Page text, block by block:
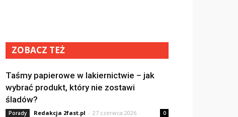
ZOBACZ TEŻ
Taśmy papierowe w lakiernictwie – jak
wybrać produkt, który nie zostawi
śladów?
Porady Redakcja 2fast.pl - 27 czerwca 2026 0